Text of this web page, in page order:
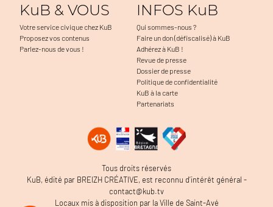
KuB & VOUS
Votre service civique chez KuB
Proposez vos contenus
Parlez-nous de vous !
INFOS KuB
Qui sommes-nous ?
Faire un don (défiscalisé) à KuB
Adhérez à KuB !
Revue de presse
Dossier de presse
Politique de confidentialité
KuB à la carte
Partenariats
Tous droits réservés
KuB, édité par BREIZH CRÉATIVE, est reconnu d’intérêt général -
contact@kub.tv
Locaux mis à disposition par la Ville de Saint-Avé